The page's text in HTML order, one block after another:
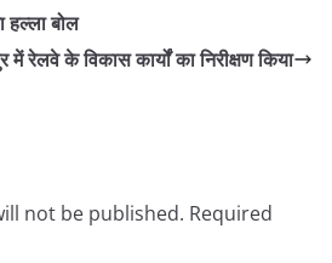
हल्ला बोल
रेलवे के विकास कार्यों का निरीक्षण किया
not be published. Required